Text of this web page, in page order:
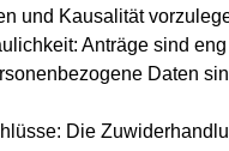
und Kausalität
Anträge sind
Daten
Die